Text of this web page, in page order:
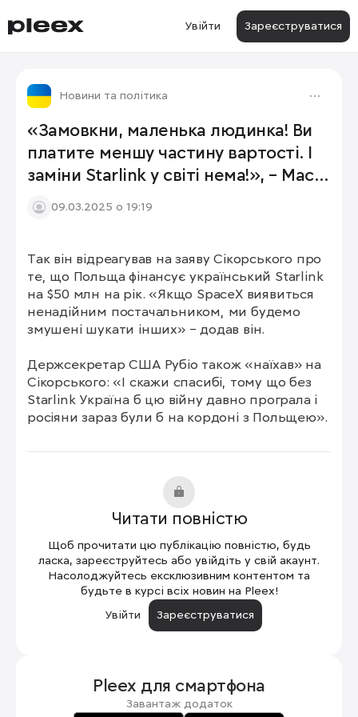
Увійти Зареєструватися
Новини та політика
«Замовкни, маленька людинка! Ви
платите меншу частину вартості. І
заміни Starlink у світі нема!», – Маск
голові МЗС Польщі Сікорському.
09.03.2025 о 19:19
Так він відреагував на заяву Сікорського про
те, що Польща фінансує український Starlink
на $50 млн на рік. «Якщо SpaceX виявиться
ненадійним постачальником, ми будемо
змушені шукати інших» – додав він.
Держсекретар США Рубіо також «наїхав» на
Сікорського: «І скажи спасибі, тому що без
Starlink Україна б цю війну давно програла і
росіяни зараз були б на кордоні з Польщею».
Читати повністю
Щоб прочитати цю публікацію повністю, будь
ласка, зареєструйтесь або увійдіть у свій акаунт.
Насолоджуйтесь ексклюзивним контентом та
будьте в курсі всіх новин на Pleex!
Увійти
Зареєструватися
Pleex для смартфона
Завантаж додаток